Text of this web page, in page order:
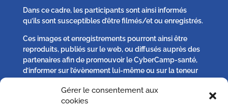
Gérer le consentement aux
cookies
Dans ce cadre, les participants sont ainsi informés
qu’ils sont susceptibles d’être filmés/et ou enregistrés.
Ces images et enregistrements pourront ainsi être
reproduits, publiés sur le web, ou diffusés auprès des
partenaires afin de promouvoir le CyberCamp-santé,
d’informer sur l’évènement lui-même ou sur la teneur